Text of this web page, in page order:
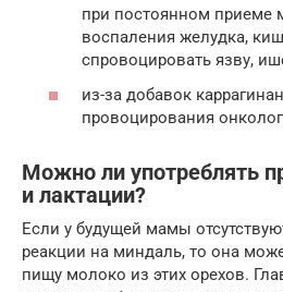
при постоянном приеме
воспаления желудка,
спровоцировать язву,
из-за добавок
провоцирования
Можно ли употреблять
и лактации?
Если у будущей мамы
реакции на миндаль, то она
пищу молоко из этих орехов.